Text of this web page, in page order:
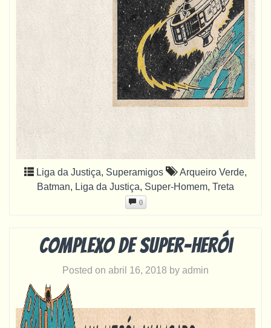
Liga da Justiça, Superamigos Arqueiro Verde,
Batman, Liga da Justiça, Super-Homem, Treta
0
Complexo de super-herói
Posted on abril 16, 2018 by admin